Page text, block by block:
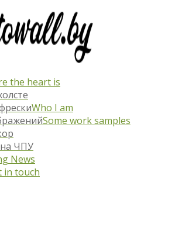
the heart is
Who I am
Some work samples
ЧПУ
News
in touch